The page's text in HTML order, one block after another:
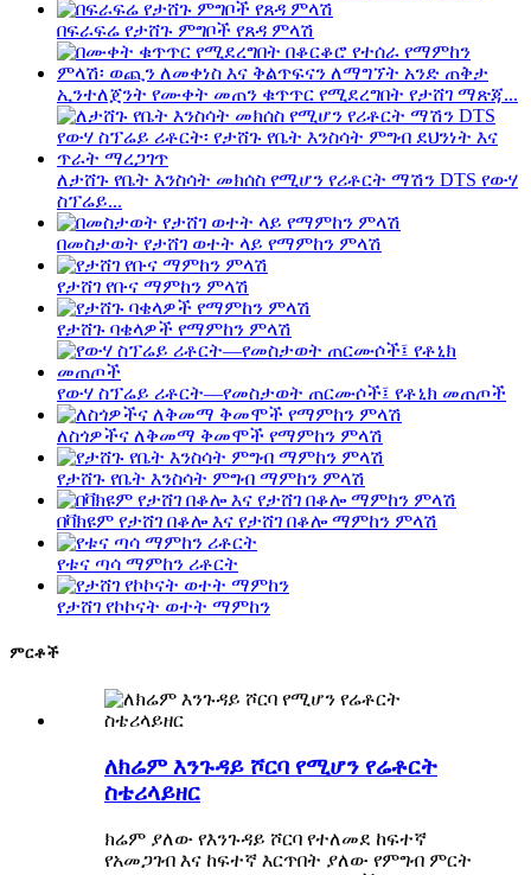
በፍራፍሬ የታሸጉ ምግቦች የጸዳ ምላሽ
ኢንተለጀንት የሙቀት መጠን ቁጥጥር የሚደረግበት የታሸገ ማጽጃ...
ለታሸጉ የቤት እንስሳት መክሰስ የሚሆን የሪቶርት ማሽን DTS የውሃ
ስፕሬይ...
በመስታወት የታሸገ ወተት ላይ የማምከን ምላሽ
የታሸገ የቡና ማምከን ምላሽ
የታሸጉ ባቄላዎች የማምከን ምላሽ
የውሃ ስፕሬይ ሪቶርት—የመስታወት ጠርሙሶች፤ የቶኒክ መጠጦች
ለስጎዎችና ለቅመማ ቅመሞች የማምከን ምላሽ
የታሸጉ የቤት እንስሳት ምግብ ማምከን ምላሽ
በቫክዩም የታሸገ በቆሎ እና የታሸገ በቆሎ ማምከን ምላሽ
የቱና ጣሳ ማምከን ሪቶርት
የታሸገ የኮኮናት ወተት ማምከን
ምርቶች
ለክሬም እንጉዳይ ሾርባ የሚሆን የሬቶርት
ስቴሪላይዘር
ክሬም ያለው የእንጉዳይ ሾርባ የተለመደ ከፍተኛ
የአመጋገብ እና ከፍተኛ እርጥበት ያለው የምግብ ምርት